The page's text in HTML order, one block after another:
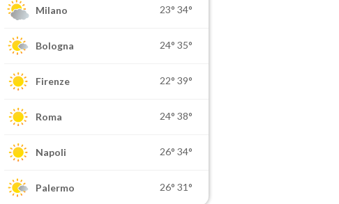
Milano 23° 34°
Bologna 24° 35°
Firenze 22° 39°
Roma 24° 38°
Napoli 26° 34°
Palermo 26° 31°